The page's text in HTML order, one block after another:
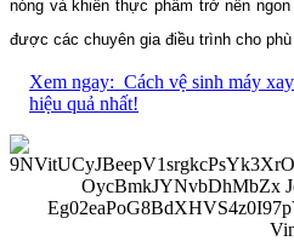
nóng và khiến thực phẩm trở nên
được các chuyên gia điều trình cho
Xem ngay: Cách vệ sinh máy
hiệu quả nhất!